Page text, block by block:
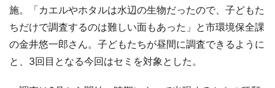
施。「カエルやホタルは水辺の生物だったので、子どもた
ちだけで調査するのは難しい面もあった」と市環境保全課
の金井悠一郎さん。子どもたちが昼間に調査できるように
と、3回目となる今回はセミを対象とした。